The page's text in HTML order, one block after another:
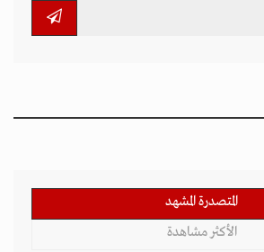
المتصدرة المشهد
الأكثر مشاهدة